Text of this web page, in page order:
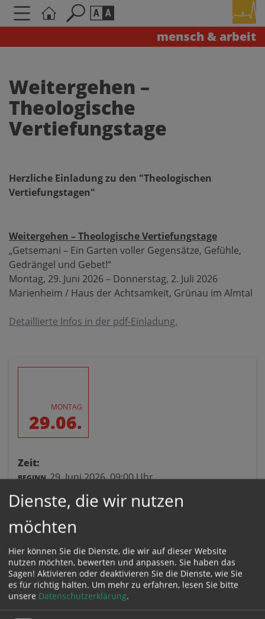
mensch & arbeit
Schriftgröße
AAA
Kontrasteinstellungen
A A A A A
Weitergehen –
Theologische
Vertiefungstage
Herzliche Einladung zu den "Theologischen
Vertiefungstagen"
Weitergehen – Theologische Vertiefungstage
„Getsemani – Ein Garten voller Gegensätze, Gefühle,
Gedrängel und Gebet!“
Montag, 29. Juni 2026 – Donnerstag, 2. Juli 2026
Marienheim / Haus der Achtsamkeit, Grünau im Almtal
Detaillierte Infos in der pdf-Einladung.
MONTAG
29.06.
Zeit:
BEGINN29. Juni 2026,09:00 Uhr
Ort:
Marienheim/Haus der Achtsamkeit
4645 Grünau im Almtal
VeranstalterIn:
Dienste, die wir nutzen
möchten
Hier können Sie die Dienste, die wir auf dieser Website
nutzen möchten, bewerten und anpassen. Sie haben das
Sagen! Aktivieren oder deaktivieren Sie die Dienste, wie Sie
es für richtig halten. Um mehr zu erfahren, lesen Sie bitte
unsere Datenschutzerklärung.